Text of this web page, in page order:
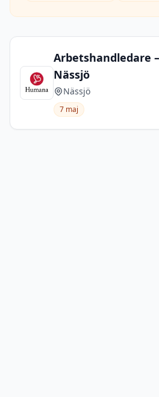
Arbetshandledare
Nässjö
Nässjö
7 maj